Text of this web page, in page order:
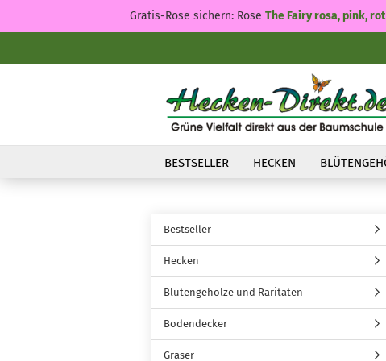
Gratis-Rose sichern: Rose The Fairy rosa, pink, rot
BESTSELLER HECKEN
Bestseller
Hecken
Blütengehölze und Raritäten
Bodendecker
Gräser